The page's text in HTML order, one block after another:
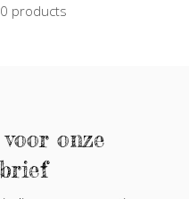
products
onze